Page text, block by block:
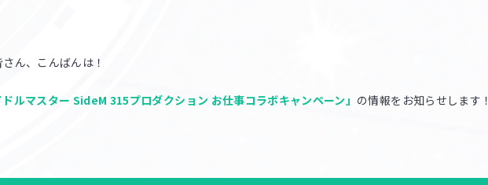
ん、こんばんは！
ドルマスター SideM 315プロダクション お仕事コラボキャンペーン」 の情報をお知らせします！